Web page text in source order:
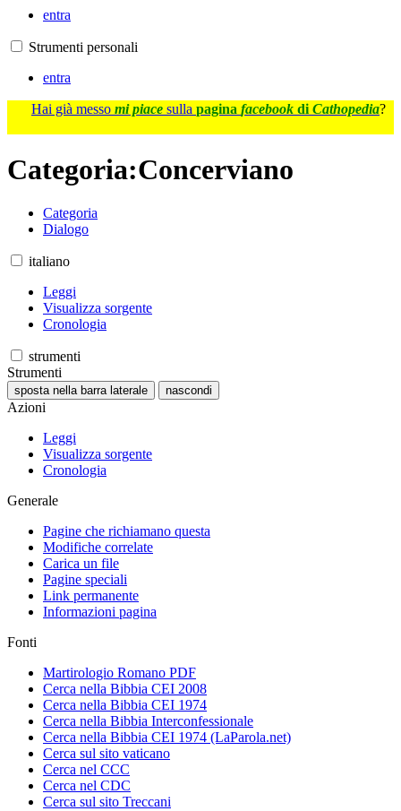
entra
Strumenti personali
entra
Hai già messo mi piace sulla pagina facebook di Cathopedia?
Categoria:Concerviano
Categoria
Dialogo
italiano
Leggi
Visualizza sorgente
Cronologia
strumenti
Strumenti
sposta nella barra laterale nascondi
Azioni
Leggi
Visualizza sorgente
Cronologia
Generale
Pagine che richiamano questa
Modifiche correlate
Carica un file
Pagine speciali
Link permanente
Informazioni pagina
Fonti
Martirologio Romano PDF
Cerca nella Bibbia CEI 2008
Cerca nella Bibbia CEI 1974
Cerca nella Bibbia Interconfessionale
Cerca nella Bibbia CEI 1974 (LaParola.net)
Cerca sul sito vaticano
Cerca nel CCC
Cerca nel CDC
Cerca sul sito Treccani